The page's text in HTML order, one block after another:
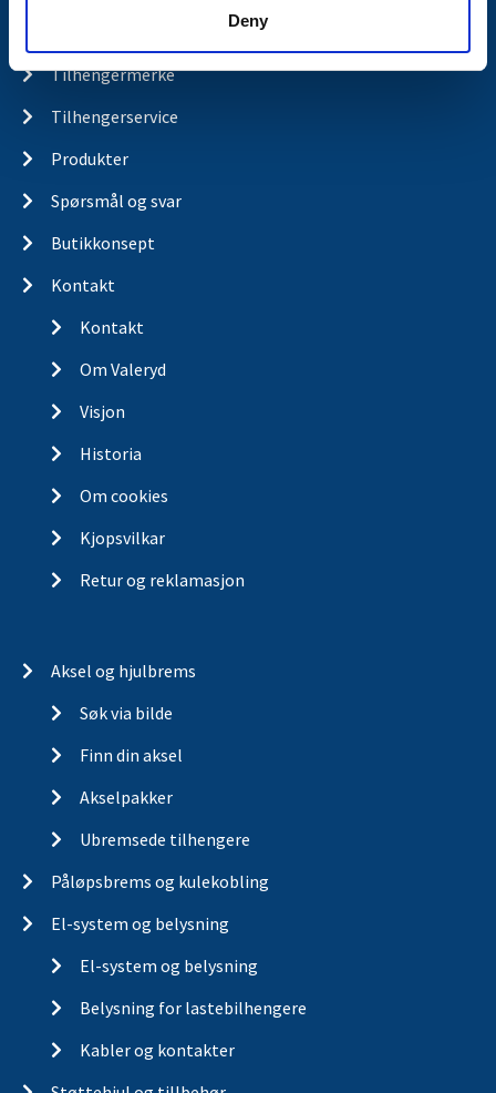
Deny
Tilhengermerke
Tilhengerservice
Produkter
Spørsmål og svar
Butikkonsept
Kontakt
Kontakt
Om Valeryd
Visjon
Historia
Om cookies
Kjopsvilkar
Retur og reklamasjon
Aksel og hjulbrems
Søk via bilde
Finn din aksel
Akselpakker
Ubremsede tilhengere
Påløpsbrems og kulekobling
El-system og belysning
El-system og belysning
Belysning for lastebilhengere
Kabler og kontakter